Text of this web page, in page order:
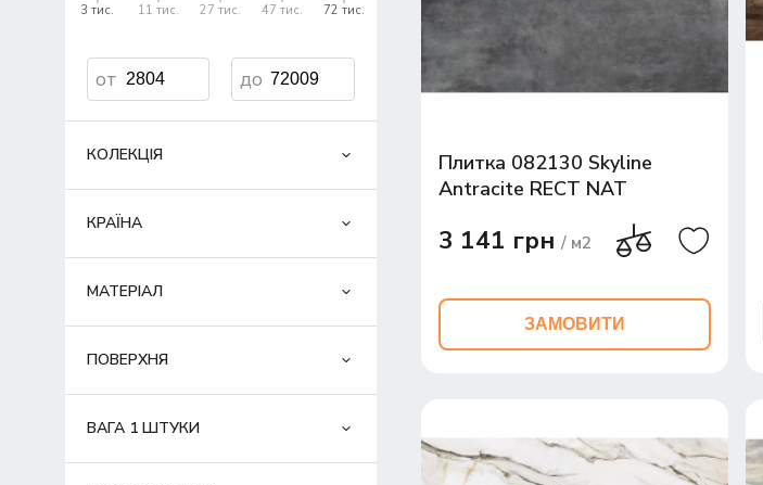
3 тис. 11 тис. 27 тис. 47 тис. 72 тис.
КОЛЕКЦІЯ
КРАЇНА
МАТЕРІАЛ
ПОВЕРХНЯ
ВАГА 1 ШТУКИ
Плитка 082130 Skyline
Antracite RECT NAT
3 141 грн / м2
ЗАМОВИТИ